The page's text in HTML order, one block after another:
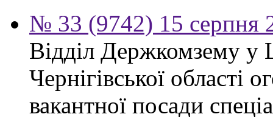
№ 33 (9742) 15 серпня
Відділ Держкомзему у
Чернігівської області
вакантної посади